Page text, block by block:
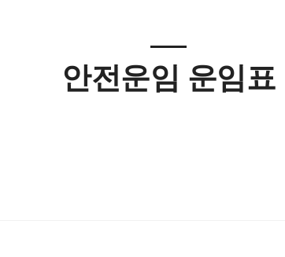
안전운임 운임표